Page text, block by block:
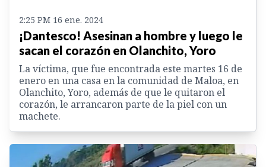
2:25 PM 16 ene. 2024
¡Dantesco! Asesinan a hombre y luego le
sacan el corazón en Olanchito, Yoro
La víctima, que fue encontrada este martes 16 de
enero en una casa en la comunidad de Maloa, en
Olanchito, Yoro, además de que le quitaron el
corazón, le arrancaron parte de la piel con un
machete.